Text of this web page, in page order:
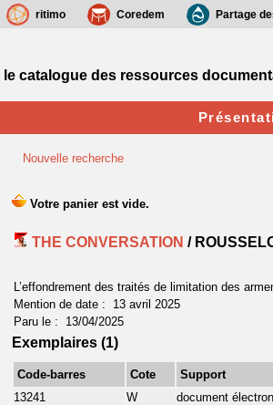
Nouvelle recherche
THE CONVERSATION /
L’effondrement des traités de limitation des
Mention de date : 13 avril 2025
Paru le : 13/04/2025
Exemplaires (1)
Code-barres Cote Support
13241
W document
ritimo Coredem Partage
le catalogue des ressources